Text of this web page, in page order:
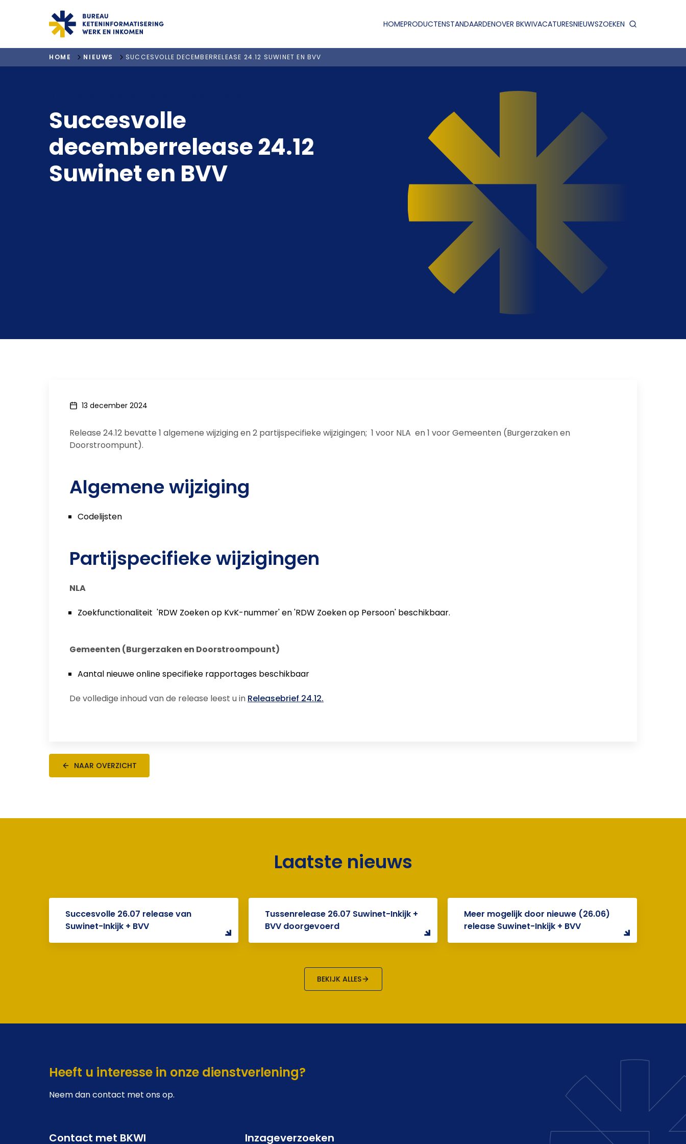
"ga naar homepagina" HOMEPRODUCTENSTANDAARDENOVER BKWIVACATURESNIEUWSZOEKEN
HOME NIEUWS SUCCESVOLLE DECEMBERRELEASE 24.12 SUWINET EN BVV
Succesvolle
decemberrelease 24.12
Suwinet en BVV
13 december 2024
Release 24.12 bevatte 1 algemene wijziging en 2 partijspecifieke wijzigingen; 1 voor NLA en 1 voor Gemeenten (Burgerzaken en
Doorstroompunt).
Algemene wijziging
Codelijsten
Partijspecifieke wijzigingen
NLA
Zoekfunctionaliteit 'RDW Zoeken op KvK-nummer' en 'RDW Zoeken op Persoon' beschikbaar.
Gemeenten (Burgerzaken en Doorstroompount)
Aantal nieuwe online specifieke rapportages beschikbaar
De volledige inhoud van de release leest u in Releasebrief 24.12.
NAAR OVERZICHT
Laatste nieuws
Succesvolle 26.07 release van
Suwinet-Inkijk + BVV
Tussenrelease 26.07 Suwinet-Inkijk +
BVV doorgevoerd
Meer mogelijk door nieuwe (26.06)
release Suwinet-Inkijk + BVV
BEKIJK ALLES
Heeft u interesse in onze dienstverlening?
Neem dan contact met ons op.
Contact met BKWI Inzageverzoeken